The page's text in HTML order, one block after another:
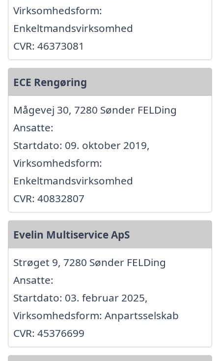
Virksomhedsform:
Enkeltmandsvirksomhed
CVR: 46373081
ECE Rengøring
Mågevej 30, 7280 Sønder FELDing
Ansatte:
Startdato: 09. oktober 2019,
Virksomhedsform:
Enkeltmandsvirksomhed
CVR: 40832807
Evelin Multiservice ApS
Strøget 9, 7280 Sønder FELDing
Ansatte:
Startdato: 03. februar 2025,
Virksomhedsform: Anpartsselskab
CVR: 45376699